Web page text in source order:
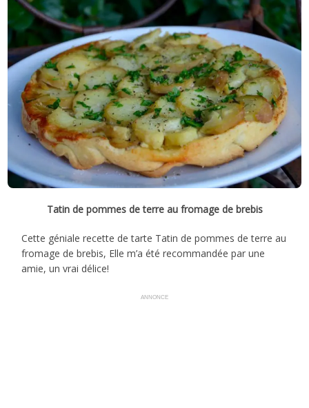
Tatin de pommes de terre au fromage de brebis
Cette géniale recette de tarte Tatin de pommes de terre au
fromage de brebis, Elle m’a été recommandée par une
amie, un vrai délice!
ANNONCE